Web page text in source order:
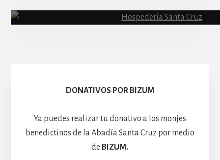
Hospedería
DONATIVOS POR BIZUM
Ya puedes realizar tu donativo a los monjes
benedictinos de la Abadía Santa Cruz por medio
de BIZUM.